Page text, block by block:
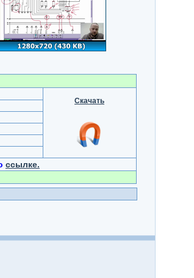
Скачать
ссылке.